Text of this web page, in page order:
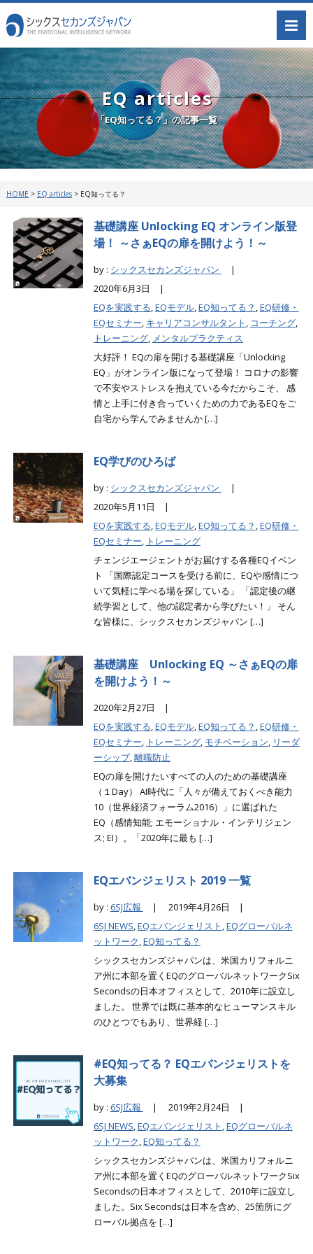
EQ articles
「EQ知ってる？」の記事一覧
HOME > EQ articles> EQ知ってる？
基礎講座 Unlocking EQ オンライン版登
場！ ～さぁEQの扉を開けよう！～
by : シックスセカンズジャパン
|
2020年6月3日 |
EQを実践する,EQモデル,EQ知ってる？ ,EQ研修・
EQセミナー, キャリアコンサルタント , コーチング,
トレーニング, メンタルプラクティス
大好評！ EQの扉を開ける基礎講座「Unlocking
EQ」がオンライン版になって登場！ コロナの影響
で不安やストレスを抱えている今だからこそ、 感
情と上手に付き合っていくための力であるEQをご
自宅から学んでみませんか […]
EQ学びのひろば
by : シックスセカンズジャパン
|
2020年5月11日 |
EQを実践する,EQモデル,EQ知ってる？ ,EQ研修・
EQセミナー, トレーニング
チェンジエージェントがお届けする各種EQイベン
ト 「国際認定コースを受ける前に、EQや感情につ
いて気軽に学べる場を探している」 「認定後の継
続学習として、他の認定者から学びたい！」 そん
な皆様に、シックスセカンズジャパン […]
基礎講座 Unlocking EQ ～さぁEQの扉
を開けよう！～
2020年2月27日 |
EQを実践する,EQモデル,EQ知ってる？ ,EQ研修・
EQセミナー, トレーニング, モチベーション, リーダ
ーシップ,離職防止
EQの扉を開けたいすべての人のための基礎講座
（１Day） AI時代に「人々が備えておくべき能力
10（世界経済フォーラム2016）」に選ばれた
EQ（感情知能; エモーショナル・インテリジェン
ス; EI）。「2020年に最も […]
EQエバンジェリスト 2019 一覧
by : 6SJ広報 |
2019年4月26日 |
6SJ NEWS EQエバンジェリスト EQグローバルネ
ットワーク EQ知ってる？
シックスセカンズジャパンは、米国カリフォルニ
ア州に本部を置くEQのグローバルネットワークSix
Secondsの日本オフィスとして、2010年に設立し
ました。 世界では既に基本的なヒューマンスキル
のひとつでもあり、世界経 […]
#EQ知ってる？ EQエバンジェリストを
大募集
by : 6SJ広報 |
2019年2月24日 |
6SJ NEWS,EQエバンジェリスト ,EQグローバルネ
ットワーク,EQ知ってる？
シックスセカンズジャパンは、米国カリフォルニ
ア州に本部を置くEQのグローバルネットワークSix
Secondsの日本オフィスとして、2010年に設立し
ました。Six Secondsは日本を含め、25箇所にグ
ローバル拠点を […]